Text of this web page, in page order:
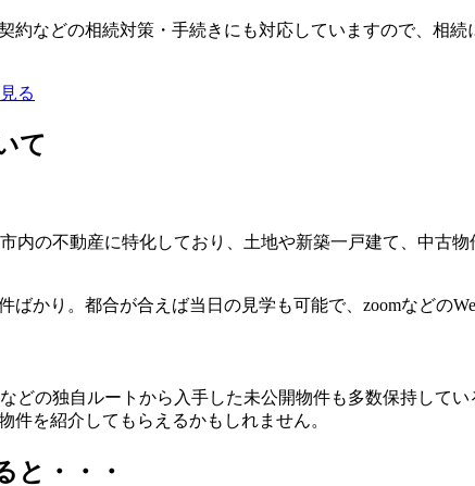
約などの相続対策・手続きにも対応していますので、相
る
て
内の不動産に特化しており、土地や新築一戸建て、中古
かり。都合が合えば当日の見学も可能で、zoomなどの
どの独自ルートから入手した未公開物件も多数保持して
を紹介してもらえるかもしれません。
と・・・